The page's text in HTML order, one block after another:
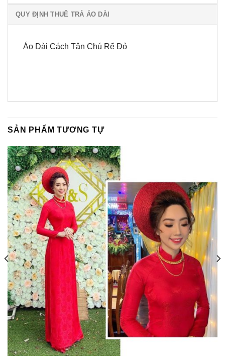
QUY ĐỊNH THUÊ TRẢ ÁO DÀI
Áo Dài Cách Tân Chú Rể Đỏ
SẢN PHẨM TƯƠNG TỰ